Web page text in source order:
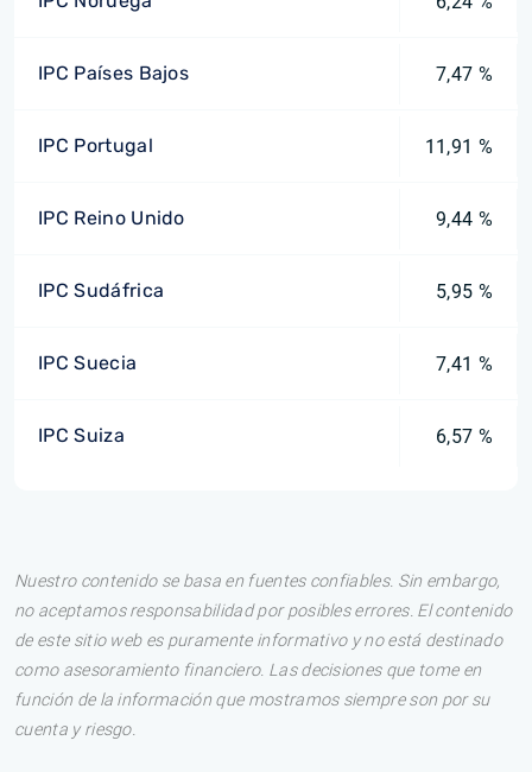
IPC Países Bajos 7,47 %
IPC Portugal 11,91 %
IPC Reino Unido 9,44 %
IPC Sudáfrica 5,95 %
IPC Suecia 7,41 %
IPC Suiza 6,57 %
Nuestro contenido se basa en fuentes confiables. Sin embargo,
no aceptamos responsabilidad por posibles errores. El contenido
de este sitio web es puramente informativo y no está destinado
como asesoramiento financiero. Las decisiones que tome en
función de la información que mostramos siempre son por su
cuenta y riesgo.